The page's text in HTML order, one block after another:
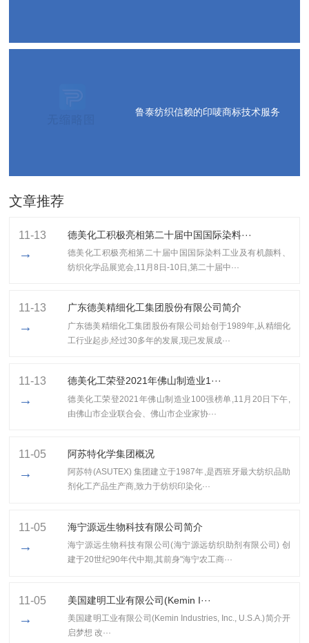
鲁泰纺织信赖的印唛商标技术服务
文章推荐
11-13
→
德美化工积极亮相第二十届中国国际染料···
德美化工积极亮相第二十届中国国际染料工业及有机颜料、
纺织化学品展览会,11月8日-10日,第二十届中···
11-13
→
广东德美精细化工集团股份有限公司简介
广东德美精细化工集团股份有限公司始创于1989年,从精细化
工行业起步,经过30多年的发展,现已发展成···
11-13
→
​德美化工荣登2021年佛山制造业1···
​德美化工荣登2021年佛山制造业100强榜单,11月20日下午,
由佛山市企业联合会、佛山市企业家协···
11-05
→
阿苏特化学集团概况
阿苏特(ASUTEX) 集团建立于1987年,是西班牙最大纺织品助
剂化工产品生产商,致力于纺织印染化···
11-05
→
海宁源远生物科技有限公司简介
海宁源远生物科技有限公司(海宁源远纺织助剂有限公司) 创
建于20世纪90年代中期,其前身"海宁农工商···
11-05
→
美国建明工业有限公司(Kemin I···
美国建明工业有限公司(Kemin Industries, Inc., U.S.A.)简介开
启梦想 改···